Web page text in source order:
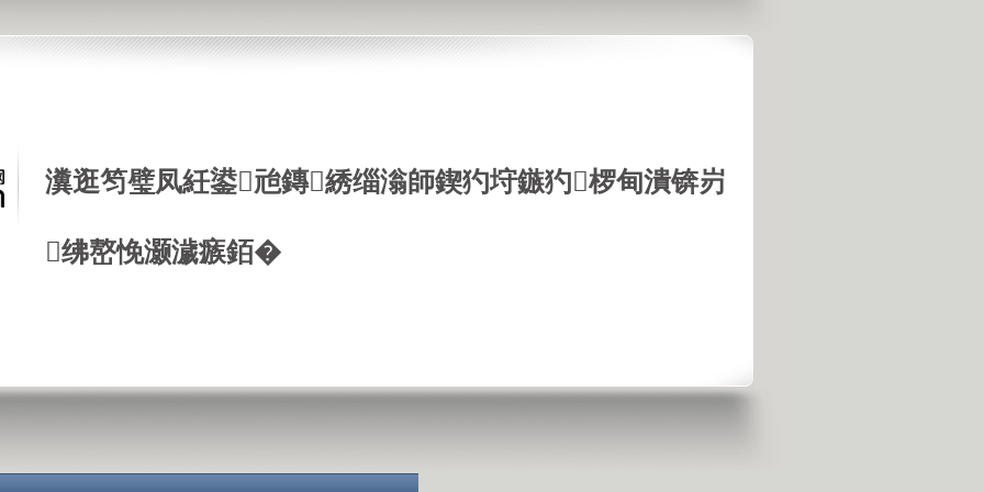
瀵逛笉璧凤紝鍙兘鏄綉缁滃師鍥犳垨鏃犳椤甸潰锛岃
绋嶅悗灏濊瘯銆�